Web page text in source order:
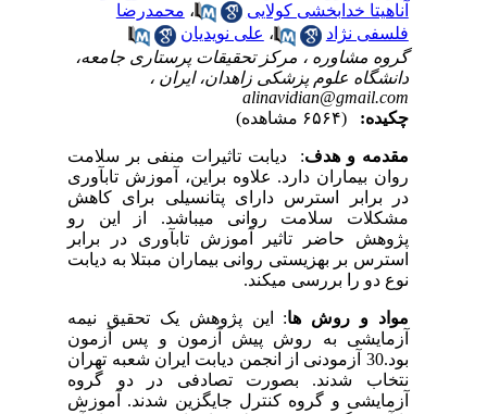
آناهیتا خدابخشی کولایی
،محمدرضا
فلسفی نژاد
،علی نویدیان
گروه مشاوره ، مرکز تحقیقات پرستاری جامعه،
دانشگاه علوم پزشکی زاهدان، ایران ،
alinavidian@gmail.com
چکیده:
مقدمه و هدف: دیابت تاثیرات منفی بر سلامت
روان بیماران دارد. علاوه براین، آموزش تاب­آوری
در برابر استرس دارای پتانسیلی برای کاهش
مشکلات سلامت روانی می­باشد. از این رو
پژوهش حاضر تاثیر آموزش تاب­آوری در برابر
استرس بر بهزیستی روانی بیماران مبتلا به دیابت
نوع دو را بررسی می­کند.
مواد و روش ها: این پژوهش یک تحقیق نیمه
آزمایشی به روش پیش آزمون و پس آزمون
بود.30 آزمودنی­ از انجمن دیابت ایران شعبه تهران
نتخاب شدند. بصورت تصادفی در دو گروه
آزمایشی و گروه کنترل جایگزین شدند. آموزش